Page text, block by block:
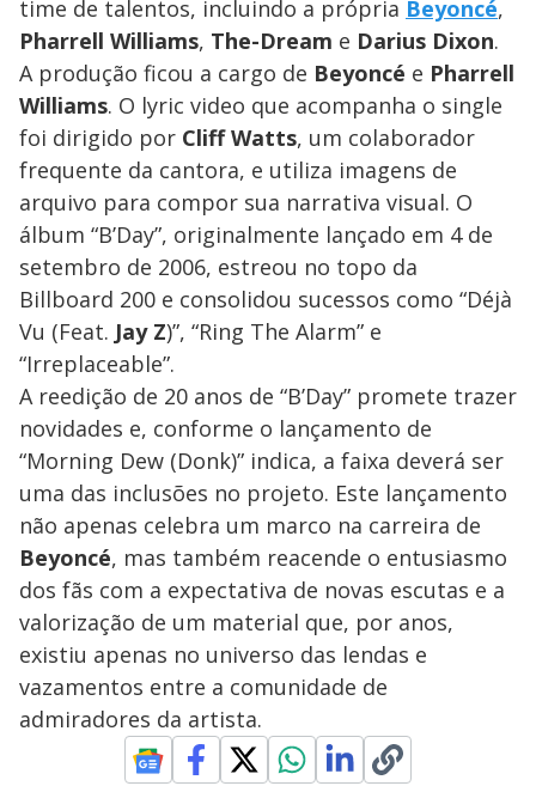
time de talentos, incluindo a própria Beyoncé,
Pharrell Williams, The-Dream e Darius Dixon.
A produção ficou a cargo de Beyoncé e Pharrell
Williams. O lyric video que acompanha o single
foi dirigido por Cliff Watts, um colaborador
frequente da cantora, e utiliza imagens de
arquivo para compor sua narrativa visual. O
álbum “B’Day”, originalmente lançado em 4 de
setembro de 2006, estreou no topo da
Billboard 200 e consolidou sucessos como “Déjà
Vu (Feat. Jay Z)”, “Ring The Alarm” e
“Irreplaceable”.
A reedição de 20 anos de “B’Day” promete trazer
novidades e, conforme o lançamento de
“Morning Dew (Donk)” indica, a faixa deverá ser
uma das inclusões no projeto. Este lançamento
não apenas celebra um marco na carreira de
Beyoncé, mas também reacende o entusiasmo
dos fãs com a expectativa de novas escutas e a
valorização de um material que, por anos,
existiu apenas no universo das lendas e
vazamentos entre a comunidade de
admiradores da artista.